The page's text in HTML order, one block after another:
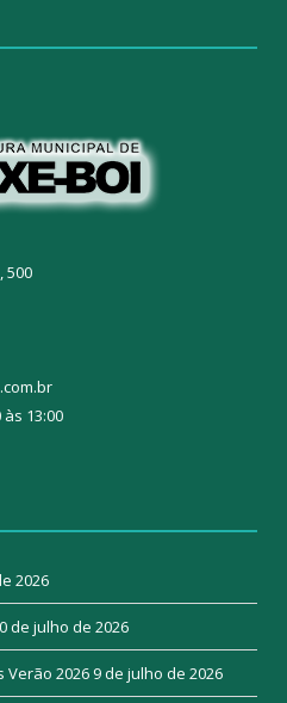
500
13:00
2026
de julho de 2026
Verão 20269 de julho de 2026